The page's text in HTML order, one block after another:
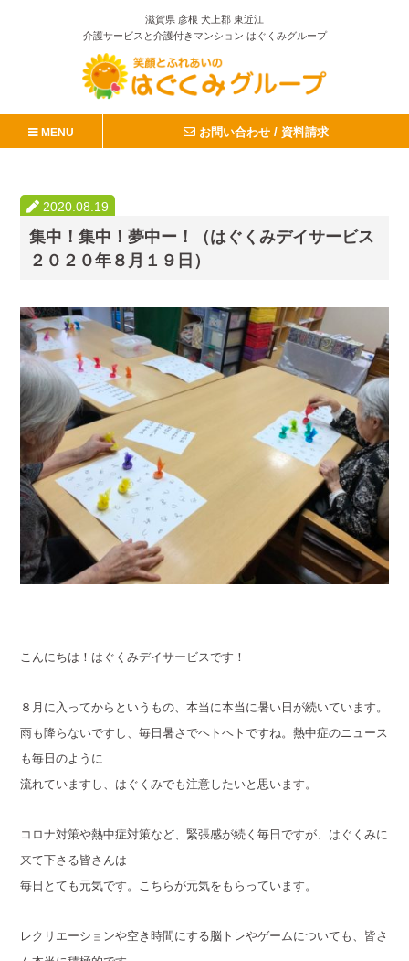
滋賀県 彦根 犬上郡 東近江
介護サービスと介護付きマンション はぐくみグループ
お問い合わせ / 資料請求
MENU
2020.08.19
集中！集中！夢中ー！（はぐくみデイサービス
２０２０年８月１９日）
こんにちは！はぐくみデイサービスです！
８月に入ってからというもの、本当に本当に暑い日が続いています。
雨も降らないですし、毎日暑さでヘトヘトですね。熱中症のニュース
も毎日のように
流れていますし、はぐくみでも注意したいと思います。
コロナ対策や熱中症対策など、緊張感が続く毎日ですが、はぐくみに
来て下さる皆さんは
毎日とても元気です。こちらが元気をもらっています。
レクリエーションや空き時間にする脳トレやゲームについても、皆さ